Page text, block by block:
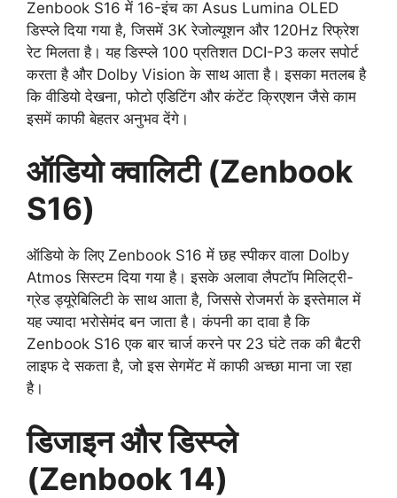
Zenbook S16 में 16-इंच का Asus Lumina OLED
डिस्प्ले दिया गया है, जिसमें 3K रेजोल्यूशन और 120Hz रिफ्रेश
रेट मिलता है। यह डिस्प्ले 100 प्रतिशत DCI-P3 कलर सपोर्ट
करता है और Dolby Vision के साथ आता है। इसका मतलब है
कि वीडियो देखना, फोटो एडिटिंग और कंटेंट क्रिएशन जैसे काम
इसमें काफी बेहतर अनुभव देंगे।
ऑडियो क्वालिटी (Zenbook
S16)
ऑडियो के लिए Zenbook S16 में छह स्पीकर वाला Dolby
Atmos सिस्टम दिया गया है। इसके अलावा लैपटॉप मिलिट्री-
ग्रेड ड्यूरेबिलिटी के साथ आता है, जिससे रोजमर्रा के इस्तेमाल में
यह ज्यादा भरोसेमंद बन जाता है। कंपनी का दावा है कि
Zenbook S16 एक बार चार्ज करने पर 23 घंटे तक की बैटरी
लाइफ दे सकता है, जो इस सेगमेंट में काफी अच्छा माना जा रहा
है।
डिजाइन और डिस्प्ले
(Zenbook 14)